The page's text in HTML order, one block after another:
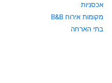
אכסניות
מקומות אירוח B&B
בתי הארחה